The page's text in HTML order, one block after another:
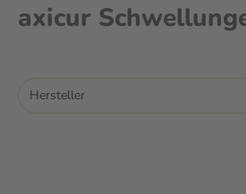
axicur
Hersteller